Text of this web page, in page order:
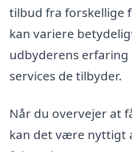
tilbud fra forskellige
kan variere
udbyderens erfaring
services de tilbyder.
Når du overvejer at
kan det være nyttigt